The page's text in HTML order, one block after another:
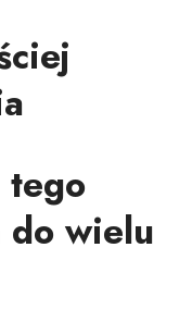
tego
do wielu